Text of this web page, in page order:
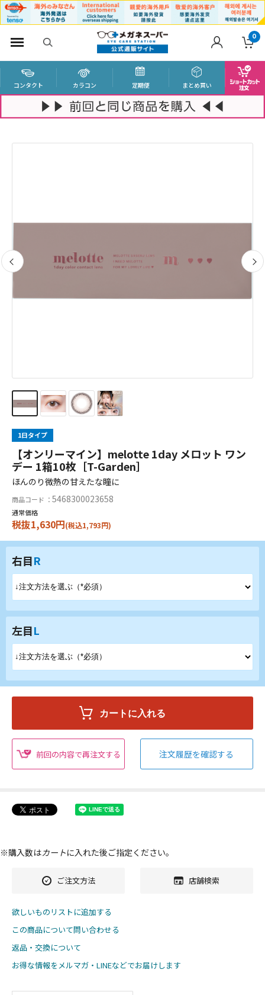
0
コンタクト カラコン 定期便 まとめ買い
1日タイプ
【オンリーマイン】melotte 1day メロット ワン
デー 1箱10枚［T-Garden］
ほんのり微熱の甘えたな瞳に
商品コード ： 5468300023658
通常価格
税抜1,630円(税込1,793円)
右目R
左目L
前回の内容で再注文する 注文履歴を確認する
※購入数はカートに入れた後ご指定ください。
ご注文方法 店舗検索
欲しいものリストに追加する
この商品について問い合わせる
返品・交換について
お得な情報をメルマガ・LINEなどでお届けします